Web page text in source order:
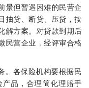
景但暂遇困难的民营企
抽贷、断贷、压贷，按
解方案。对贷款到期后
民营企业，经评审合格
。各保险机构要根据民
品，合理简化理赔手